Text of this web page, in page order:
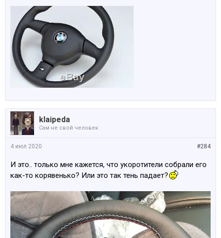
klaipeda
Сам не свой человек
#284
4 июл 2020
И это.. только мне кажется, что укоротители собрали его
как-то корявенько? Или это так тень падает?